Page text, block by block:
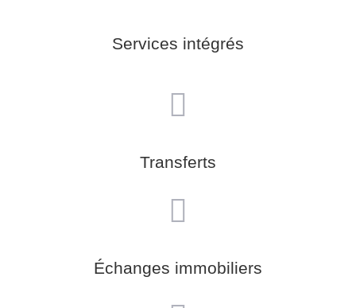
Services intégrés
Transferts
Échanges immobiliers